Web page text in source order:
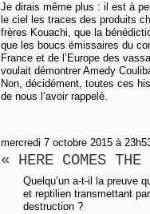
Je dirais même plus : il est à
le ciel les traces des produits
frères Kouachi, que la
que les boucs émissaires du
France et de l’Europe des
voulait démontrer Amedy
Non, décidément, toutes ces
de nous l’avoir rappelé.
mercredi 7 octobre 2015 à
« HERE COMES
Quelqu’un a-t-il la preuve
et reptilien transmettant
destruction ?